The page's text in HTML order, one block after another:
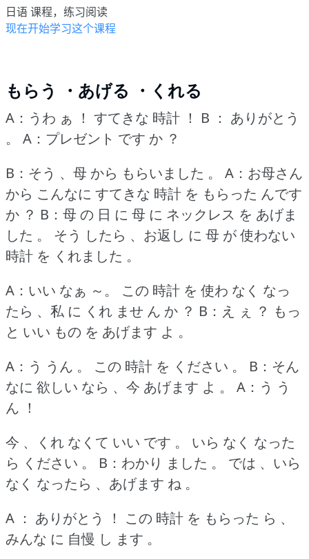
日语 课程，练习阅读
现在开始学习这个课程
もらう ・あげる ・くれる
A：うわ ぁ ！ すてきな 時計 ！ B ： ありがとう
。
A：プレゼント です か ？
B：そう 、母 から もらいました 。
A：お母さん
から こんなに すてきな 時計 を もらった んです
か ？ B：母 の 日 に 母 に ネックレス を あげま
した 。
そう したら 、お返し に 母 が 使わない
時計 を くれました 。
A：いい なぁ ～。
この 時計 を 使わ なく なっ
たら 、私 に くれ ませ ん か ？ B：え ぇ ？ もっ
と いい もの を あげます よ 。
A：う うん 。
この 時計 を ください 。
B：そん
なに 欲しい なら 、今 あげます よ 。
A：う う
ん ！
今 、くれ なくて いい です 。
いら なく なった
ら ください 。
B：わかり ました 。
では 、いら
なく なったら 、あげます ね 。
A ： ありがとう ！ この 時計 を もらった ら 、
みんな に 自慢 し ます 。